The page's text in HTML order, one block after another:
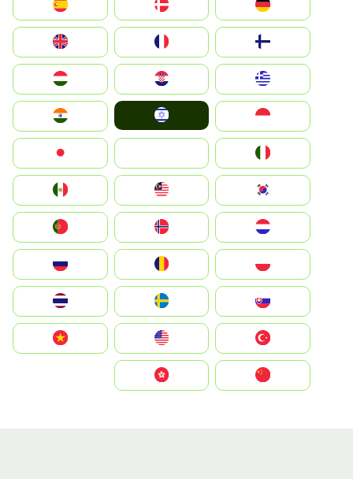
Deutschland
Denmark
United Kingdom
Hrvatska
Magyarország
Indonesia
South Korea
Nederland
Portugal
România
Slovensko
United States
Vietnam